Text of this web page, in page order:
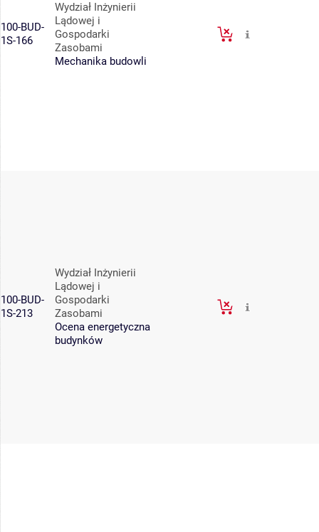
100-BUD-
1S-166
Wydział Inżynierii
Lądowej i
Gospodarki
Zasobami
Mechanika budowli
100-BUD-
1S-213
Wydział Inżynierii
Lądowej i
Gospodarki
Zasobami
Ocena energetyczna
budynków